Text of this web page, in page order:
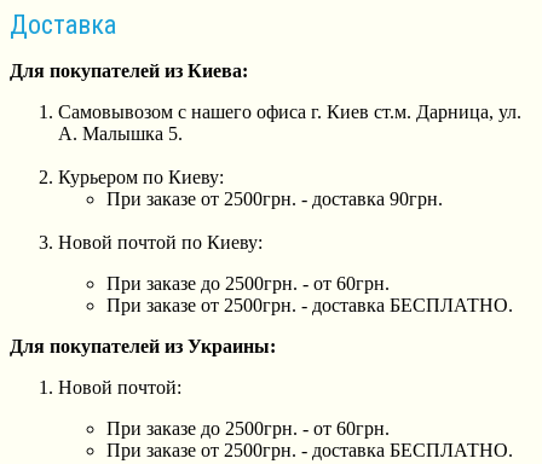
Доставка
Для покупателей из Киева:
Самовывозом с нашего офиса г. Киев ст.м. Дарница, ул.
А. Малышка 5.
Курьером по Киеву:
При заказе от 2500грн. - доставка 90грн.
Новой почтой по Киеву:
При заказе до 2500грн. - от 60грн.
При заказе от 2500грн. - доставка БЕСПЛАТНО.
Для покупателей из Украины:
Новой почтой:
При заказе до 2500грн. - от 60грн.
При заказе от 2500грн. - доставка БЕСПЛАТНО.